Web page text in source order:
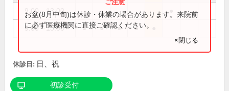
9:00～13:00
9:00～18:00 ● ● ● ●
お盆(8月中旬)は休診・休業の場合があります。来院前
に必ず医療機関に直接ご確認ください。
×閉じる
休診日: 日、祝
初診受付